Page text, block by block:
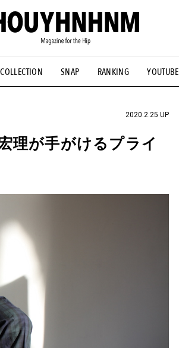
COLLECTION SNAP RANKING YOUTUBE
#NEW VINTAGE #マイナーグッド図鑑
#ととけん #FASHION #MUSIC
2020.2.25 UP
理が手がけるプライ